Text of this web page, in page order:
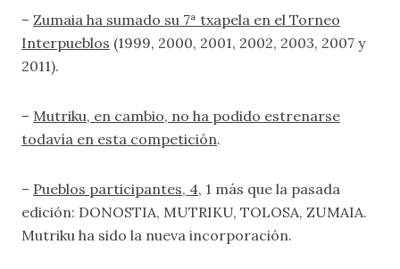
– Zumaia ha sumado su 7ª txapela en el Torneo
Interpueblos (1999, 2000, 2001, 2002, 2003, 2007 y
2011).
– Mutriku, en cambio, no ha podido estrenarse
todavía en esta competición.
– Pueblos participantes, 4, 1 más que la pasada
edición: DONOSTIA, MUTRIKU, TOLOSA, ZUMAIA.
Mutriku ha sido la nueva incorporación.